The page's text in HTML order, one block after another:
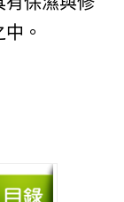
。